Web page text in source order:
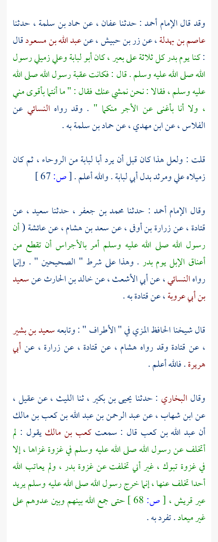
وقد قال الإمامأحمد: حدثناعفان، عنحماد بن سلمة، حدثنا
عاصم بن بهدلة، عنزر بن حبيش، عنعبد الله بن مسعودقال
:كنا يومبدركل ثلاثة على بعير ، كانأبو لبابةوعليزميلي رسول
الله صلى الله عليه وسلم . قال : فكانت عقبة رسول الله صلى الله
عليه وسلم ، فقالا : نحن نمشي عنك فقال : " ما أنتما بأقوى مني
، ولا أنا بأغنى عن الأجر منكما " . وقد رواه النسائي عن
الفلاس، عنابن مهدي، عنحماد بن سلمةبه .
قلت : ولعل هذا كان قبل أن يردأبا لبابةمنالروحاء، ثم كان
زميلاه عليومرثدبدلأبي لبابة. والله أعلم .[ص:
وقال الإمامأحمد : حدثنا محمد بن جعفر، حدثنا سعيد، عن
قتادة، عنزرارة بن أوفى، عنسعد بن هشام، عنعائشة(أن
رسول الله صلى الله عليه وسلم أمر بالأجراس أن تقطع من
أعناق الإبل يومبدر . وهذا على شرط " الصحيحين " . وإنما
رواهالنسائي، عنأبي الأشعث، عنخالد بن الحارثعنسعيد
بن أبي عروبة، عنقتادةبه .
قال شيخناالحافظ المزيفي " الأطراف " : وتابعهسعيد بن بشير
، عن قتادة وقد رواه هشام ، عن قتادة ، عنزرارة ، عنأبي
هريرة. فالله أعلم .
وقال البخاري : حدثنا يحيى بن بكير، ثنا الليث ، عنعقيل،
عنابن شهاب، عنعبد الرحمن بن عبد الله بن كعب بن مالك
أن عبد الله بن كعب قال : سمعتكعب بن مالكيقول : لم
أتخلف عن رسول الله صلى الله عليه وسلم في غزوة غزاها ، إلا
في غزوةتبوك ، غير أني تخلفت عن غزوةبدر، ولم يعاتب الله
أحدا تخلف عنها ، إنما خرج رسول الله صلى الله عليه وسلم يريد
عيرقريش، [ص:
حتى جمع الله بينهم وبين عدوهم على
غير ميعاد. تفرد به .